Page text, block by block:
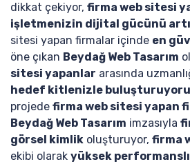
dikkat çekiyor, firma web sitesi
işletmenizin dijital gücünü
sitesi yapan firmalar içinde en
öne çıkan Beydağ Web Tasarım
sitesi yapanlar arasında
hedef kitlenizle
projede firma web sitesi yapan
Beydağ Web Tasarım imzasıyla
görsel kimlik oluşturuyor, firma
ekibi olarak yüksek